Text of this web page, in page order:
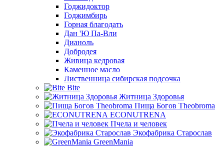
Годжидоктор
Годжимбирь
Горная благодать
Дан 'Ю Па-Вли
Дианоль
Добродея
Живица кедровая
Каменное масло
Лиственница сибирская подсочка
Bite
Житница Здоровья
Пища Богов Theobroma
ECONUTRENA
Пчела и человек
Экофабрика Старослав
GreenMania